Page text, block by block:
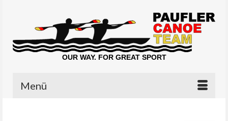
OUR WAY. FOR GREAT SPORT
Menü